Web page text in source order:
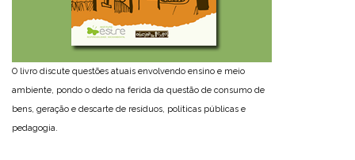
O livro discute questões atuais envolvendo ensino e meio
ambiente, pondo o dedo na ferida da questão de consumo de
bens, geração e descarte de resíduos, políticas públicas e
pedagogia.